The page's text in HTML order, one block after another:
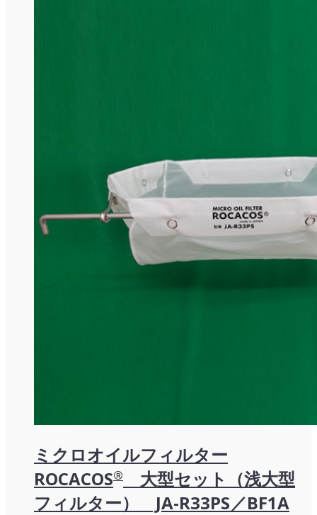
ミクロオイルフィルター
ROCACOS®
大型セット（浅大型
フィルター） JA-R33PS／BF1A